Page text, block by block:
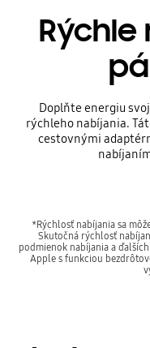
Rýchle
Doplňte energiu
rýchleho nabíjania.
cestovnými
*Rýchlosť nabíjania sa
Skutočná rýchlosť
podmienok nabíjania a
Apple s funkciou